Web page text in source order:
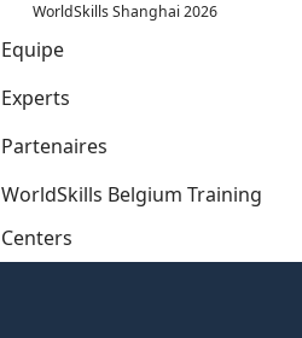
WorldSkills Shanghai 2026
Equipe
Experts
Partenaires
WorldSkills Belgium Training
Centers